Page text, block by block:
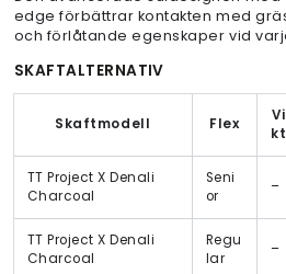
edge förbättrar kontakten med
och förlåtande egenskaper vid
SKAFTALTERNATIV
Skaftmodell Flex
Vi
kt
TT Project X Denali
Charcoal
Seni
or
–
TT Project X Denali
Charcoal
Regu
lar
–